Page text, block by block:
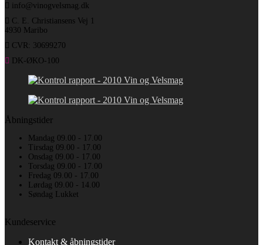
info@vinogvelsmag.dk
C. E. Christiansens Vej 1
4930 Maribo
CVR: 30699270
DK-ØKO-100
Åbningstider
Mandag 09.00 - 17.00
Tirsdag 09.00 - 17.00
Onsdag 09.00 - 17.00
Torsdag 09.00 - 17.00
Fredag 09.00 - 17.00
Lørdag 09.00 - 14.00
Søndag Lukket
Kundeservice
Kontakt & åbningstider